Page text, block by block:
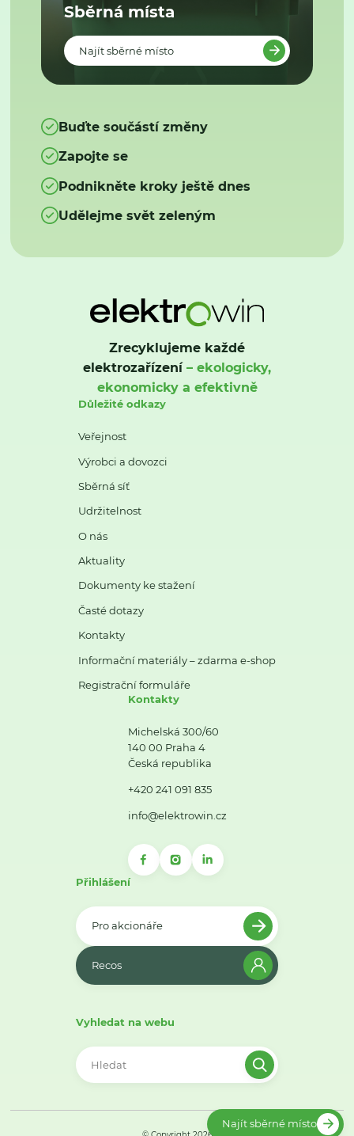
Sběrná místa
Najít sběrné místo
Buďte součástí změny
Zapojte se
Podnikněte kroky ještě dnes
Udělejme svět zeleným
Zrecyklujeme každé
elektrozařízení– ekologicky,
ekonomicky a efektivně
Důležité odkazy
Veřejnost
Výrobci a dovozci
Sběrná síť
Udržitelnost
O nás
Aktuality
Dokumenty ke stažení
Časté dotazy
Kontakty
Informační materiály – zdarma e-shop
Registrační formuláře
Kontakty
Michelská 300/60
140 00 Praha 4
Česká republika
+420 241 091 835
info@elektrowin.cz
Přihlášení
Pro akcionáře
Recos
Vyhledat na webu
Najít sběrné místo